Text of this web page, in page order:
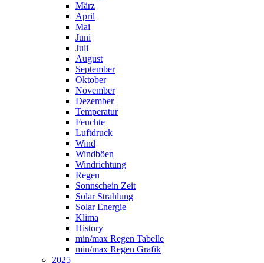
März
April
Mai
Juni
Juli
August
September
Oktober
November
Dezember
Temperatur
Feuchte
Luftdruck
Wind
Windböen
Windrichtung
Regen
Sonnschein Zeit
Solar Strahlung
Solar Energie
Klima
History
min/max Regen Tabelle
min/max Regen Grafik
2025